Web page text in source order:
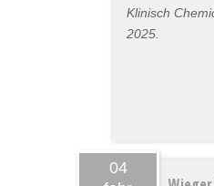
Klinisch
2025.
04